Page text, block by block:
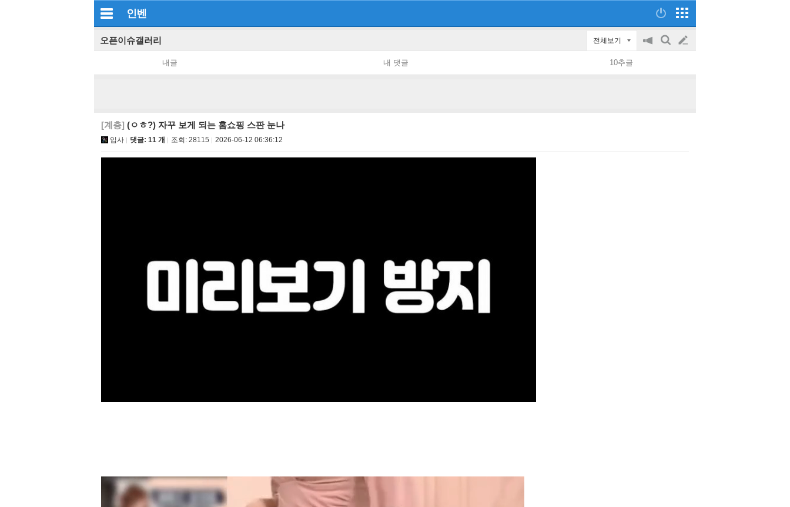
인벤
오픈이슈갤러리 전체보기
공
on/off
검
글
쓰
내글 내 댓글 10추글
[계층] (ㅇㅎ?) 자꾸 보게 되는 홈쇼핑 스판 눈나
입사 댓글: 11 개 조회: 28115 2026-06-12 06:36:12